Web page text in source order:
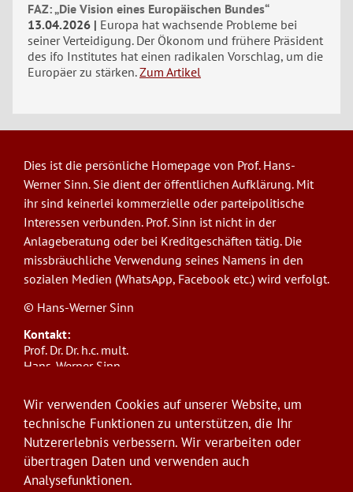
FAZ: „Die Vision eines Europäischen Bundes“
13.04.2026
Europa hat wachsende Probleme bei
seiner Verteidigung. Der Ökonom und frühere Präsident
des ifo Institutes hat einen radikalen Vorschlag, um die
Europäer zu stärken. Zum Artikel
Dies ist die persönliche Homepage von Prof. Hans-
Werner Sinn. Sie dient der öffentlichen Aufklärung. Mit
ihr sind keinerlei kommerzielle oder parteipolitische
Interessen verbunden. Prof. Sinn ist nicht in der
Anlageberatung oder bei Kreditgeschäften tätig. Die
missbräuchliche Verwendung seines Namens in den
sozialen Medien (WhatsApp, Facebook etc.) wird verfolgt.
© Hans-Werner Sinn
Kontakt:
Prof. Dr. Dr. h.c. mult.
Hans-Werner Sinn,
ifo Institut
Poschingerstr. 5, 81679 München
Telefon: +49(0)89/9224-1276
E-Mail:sinn@ifo.de
Anmelden
Wir verwenden Cookies auf unserer Website, um
technische Funktionen zu unterstützen, die Ihr
Nutzererlebnis verbessern. Wir verarbeiten oder
übertragen Daten und verwenden auch
Analysefunktionen.